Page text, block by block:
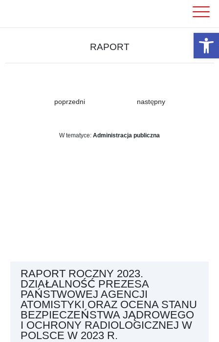
RAPORT
poprzedni następny
W tematyce: Administracja publiczna
RAPORT ROCZNY 2023.
DZIAŁALNOŚĆ PREZESA
PAŃSTWOWEJ AGENCJI
ATOMISTYKI ORAZ OCENA STANU
BEZPIECZEŃSTWA JĄDROWEGO
I OCHRONY RADIOLOGICZNEJ W
POLSCE W 2023 R.